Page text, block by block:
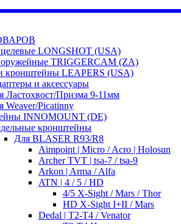
LONGSHOT (USA)
TRIGGERCAM (ZA)
кронштейны LEAPERS (USA)
и аксессуары
Ластохвост/Призма 9-11мм
Weaver/Picatinny
INNOMOUNT (DE)
кронштейны
Для BLASER R93/R8
Aimpoint | Micro / Acro | Holosun
Archer TVT | tsa-7 / tsa-9
Arkon | Arma / Alfa
ATN | 4 / 5 / HD
4/5 X-Sight / Mars / Thor
HD X-Sight I+II / Mars
Dedal | T2-T4 / Venator